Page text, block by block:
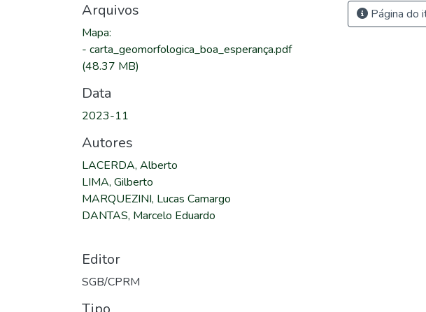
Arquivos
Mapa:
- carta_geomorfologica_boa_esperança.pdf
(48.37 MB)
Data
2023-11
Autores
LACERDA, Alberto
LIMA, Gilberto
MARQUEZINI, Lucas Camargo
DANTAS, Marcelo Eduardo
Editor
SGB/CPRM
Página do